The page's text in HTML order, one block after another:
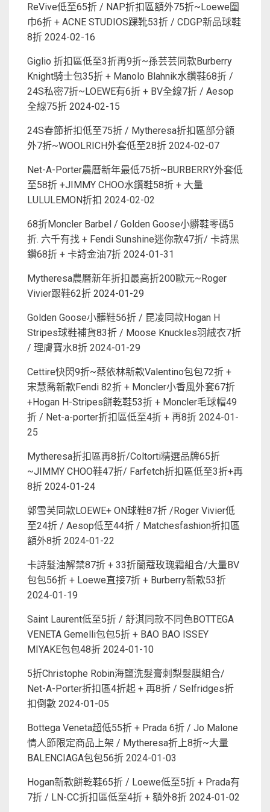
ReVive低至65折 / NAP折扣區額外75折~Loewe圍
巾6折 + ACNE STUDIOS踝靴53折 / CDGP新品球鞋
8折 2024-02-16
Giglio 折扣區低至3折再9折~孫芸芸同款Burberry
Knight騎士包35折 + Manolo Blahnik水鑽鞋68折 /
24S私密7折~LOEWE有6折 + BV全線7折 / Aesop
全線75折 2024-02-15
24S春節折扣低至75折 / Mytheresa折扣區部分額
外7折~WOOLRICH外套低至28折 2024-02-07
Net-A-Porter農曆新年最低75折~BURBERRY外套低
至58折 +JIMMY CHOO水鑽鞋58折 + 大量
LULULEMON折扣 2024-02-02
68折Moncler Barbel / Golden Goose小髒鞋零碼5
折. 六千有找 + Fendi Sunshine迷你款47折/ 卡詩黑
鑽68折 + 卡詩金油7折 2024-01-31
Mytheresa農曆新年折扣最高折200歐元~Roger
Vivier跟鞋62折 2024-01-29
Golden Goose小髒鞋56折 / 昆凌同款Hogan H
Stripes球鞋補貨83折 / Moose Knuckles羽絨衣7折
/ 理膚寶水8折 2024-01-29
Cettire快閃9折~蔡依林新款Valentino包包72折 +
宋慧喬新款Fendi 82折 + Moncler小香風外套67折
+Hogan H-Stripes餅乾鞋53折 + Moncler毛球帽49
折 / Net-a-porter折扣區低至4折 + 再8折 2024-01-
25
Mytheresa折扣區再8折/Coltorti精選品牌65折
~JIMMY CHOO鞋47折/ Farfetch折扣區低至3折+再
8折 2024-01-24
郭雪芙同款LOEWE+ ON球鞋87折 /Roger Vivier低
至24折 / Aesop低至44折 / Matchesfashion折扣區
額外8折 2024-01-22
卡詩髮油解禁87折 + 33折蘭蔻玫瑰霜組合/大量BV
包包56折 + Loewe直接7折 + Burberry新款53折
2024-01-19
Saint Laurent低至5折 / 舒淇同款不同色BOTTEGA
VENETA Gemelli包包5折 + BAO BAO ISSEY
MIYAKE包包48折 2024-01-10
5折Christophe Robin海鹽洗髮膏刺梨髮膜組合/
Net-A-Porter折扣區4折起 + 再8折 / Selfridges折
扣倒數 2024-01-05
Bottega Veneta超低55折 + Prada 6折 / Jo Malone
情人節限定商品上架 / Mytheresa折上8折~大量
BALENCIAGA包包56折 2024-01-03
Hogan新款餅乾鞋65折 / Loewe低至5折 + Prada有
7折 / LN-CC折扣區低至4折 + 額外8折 2024-01-02